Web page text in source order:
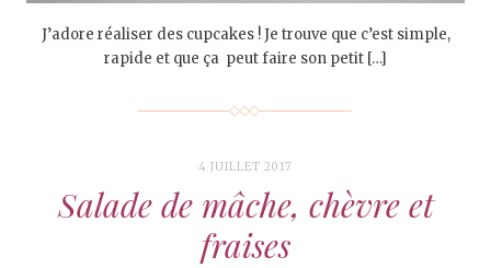
J’adore réaliser des cupcakes ! Je trouve que c’est simple,
rapide et que ça peut faire son petit […]
4 JUILLET 2017
Salade de mâche, chèvre et
fraises